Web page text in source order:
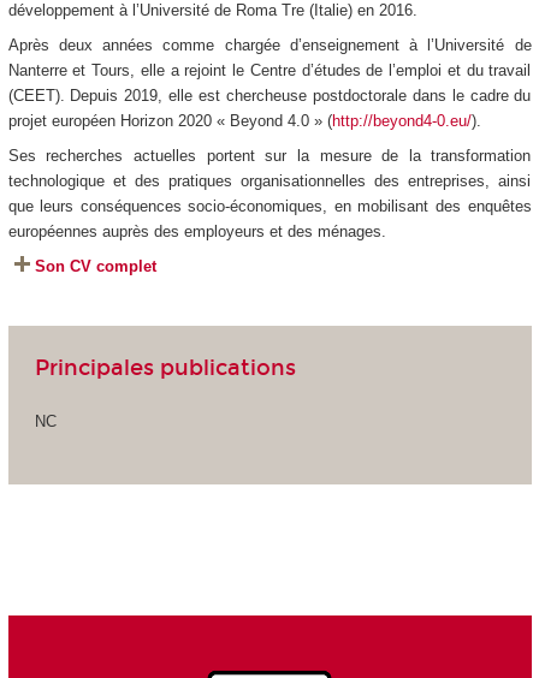
développement à l’Université de Roma Tre (Italie) en 2016.
Après deux années comme chargée d’enseignement à l’Université de
Nanterre et Tours, elle a rejoint le Centre d’études de l’emploi et du travail
(CEET). Depuis 2019, elle est chercheuse postdoctorale dans le cadre du
projet européen Horizon 2020 « Beyond 4.0 » (http://beyond4-0.eu/).
Ses recherches actuelles portent sur la mesure de la transformation
technologique et des pratiques organisationnelles des entreprises, ainsi
que leurs conséquences socio-économiques, en mobilisant des enquêtes
européennes auprès des employeurs et des ménages.
Son CV complet
Principales publications
NC